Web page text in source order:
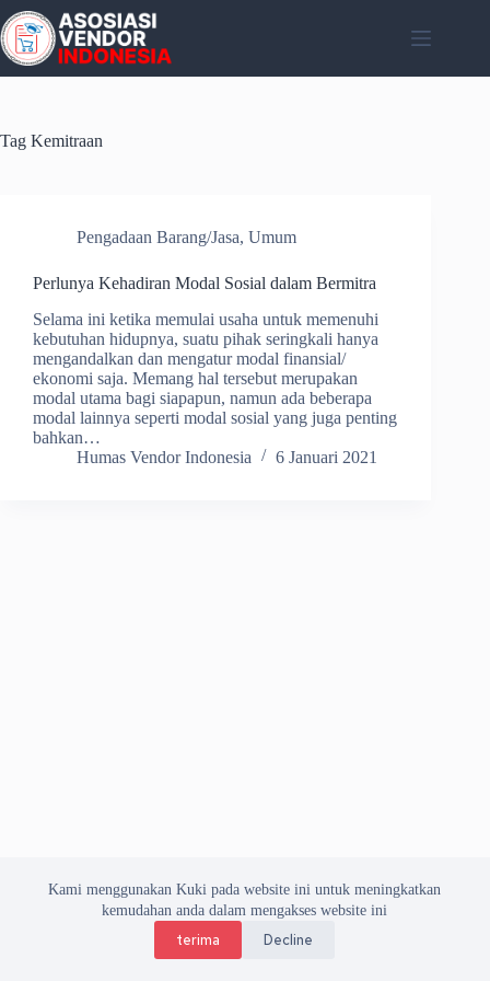
Skip
to
content
Kami menggunakan Kuki pada website ini untuk meningkatkan
kemudahan anda dalam mengakses website ini
terima Decline
Tag Kemitraan
Pengadaan Barang/Jasa, Umum
Perlunya Kehadiran Modal Sosial dalam Bermitra
Selama ini ketika memulai usaha untuk memenuhi
kebutuhan hidupnya, suatu pihak seringkali hanya
mengandalkan dan mengatur modal finansial/
ekonomi saja. Memang hal tersebut merupakan
modal utama bagi siapapun, namun ada beberapa
modal lainnya seperti modal sosial yang juga penting
bahkan…
Humas Vendor Indonesia
6 Januari 2021